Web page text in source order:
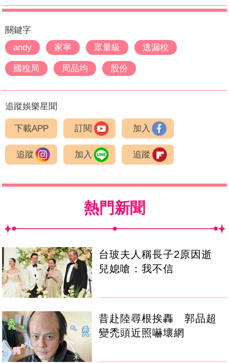
關鍵字
andy
家寧 眾量級 逃漏稅
國稅局 周品均 股份
追蹤娛樂星聞
下載APP 訂閱 加入
追蹤 加入 追蹤
熱門新聞
台玻夫人稱長子2原因逝
兒媳嗆：我不信
昔赴陸尋根挨轟 郭品超
變禿頭近照嚇壞網